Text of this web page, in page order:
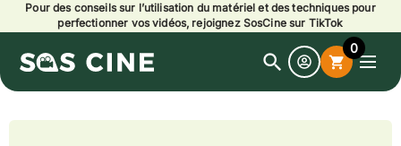
Pour des conseils sur l’utilisation du matériel et des techniques pour
perfectionner vos vidéos, rejoignez SosCine sur TikTok
search
Open
shopping_cart
0